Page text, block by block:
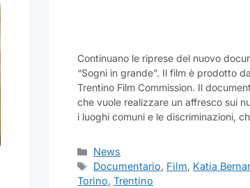
Continuano le riprese del nuovo
“Sogni in grande”. Il film è prodotto
Trentino Film Commission. Il
che vuole realizzare un affresco sui
i luoghi comuni e le discriminazioni,
Categorie
News
Tag
Documentario, Film, Katia
Torino, Trentino